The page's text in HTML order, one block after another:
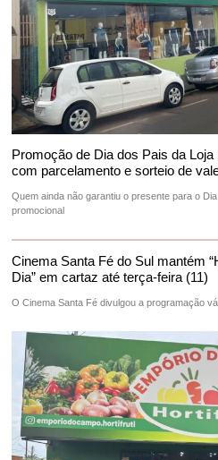
Promoção de Dia dos Pais da
com parcelamento e sorteio de
Quem ainda não garantiu o presente para o
promocional
Cinema Santa Fé do Sul mantém
Dia” em cartaz até terça-feira (11)
O Cinema Santa Fé divulgou a programação